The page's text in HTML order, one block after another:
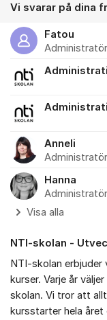
Vi svarar på dina
Fatou
Administratör
Anneli
Administratör
Hanna
Administratör
Visa alla
NTI-skolan -
NTI-skolan
kurser. Varje år
skolan. Vi tror att
kursstarter hela